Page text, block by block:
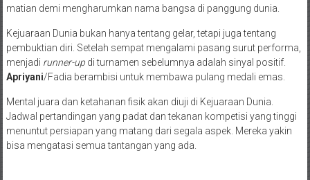
matian demi mengharumkan nama bangsa di panggung dunia.
Kejuaraan Dunia bukan hanya tentang gelar, tetapi juga tentang
pembuktian diri. Setelah sempat mengalami pasang surut performa,
menjadi runner-updi turnamen sebelumnya adalah sinyal positif.
Apriyani/Fadia berambisi untuk membawa pulang medali emas.
Mental juara dan ketahanan fisik akan diuji di Kejuaraan Dunia.
Jadwal pertandingan yang padat dan tekanan kompetisi yang tinggi
menuntut persiapan yang matang dari segala aspek. Mereka yakin
bisa mengatasi semua tantangan yang ada.